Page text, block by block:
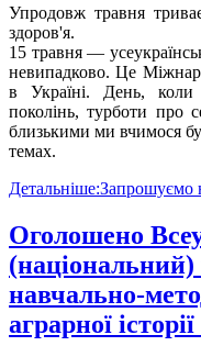
Упродовж травня
здоров'я.
15 травня —
невипадково. Це
в Україні. День, коли
поколінь, турботи про
близькими ми вчимося
темах.
Детальніше:Запрошуємо
Оголошено
навчально-
аграрної